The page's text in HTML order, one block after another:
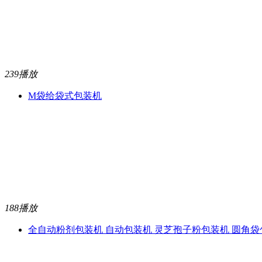
239播放
M袋给袋式包装机
188播放
全自动粉剂包装机 自动包装机 灵芝孢子粉包装机 圆角袋